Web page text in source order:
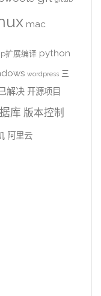
mac
扩展编译 python
wordpress 三
解决 开源项目
库 版本控制
阿里云